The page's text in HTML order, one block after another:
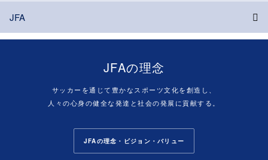
JFA
JFAの理念
サッカーを通じて豊かなスポーツ文化を創造し、
人々の心身の健全な発達と社会の発展に貢献する。
JFAの理念・ビジョン・バリュー